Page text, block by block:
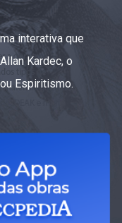
interativa que
Kardec, o
Espiritismo.